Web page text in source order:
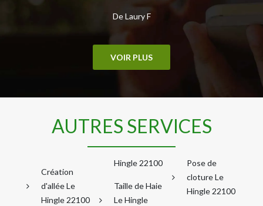
De Laury F
VOIR PLUS
AUTRES SERVICES
Création
d'allée Le
Hingle 22100
Hingle 22100
Taille de Haie
Le Hingle
Pose de
cloture Le
Hingle 22100